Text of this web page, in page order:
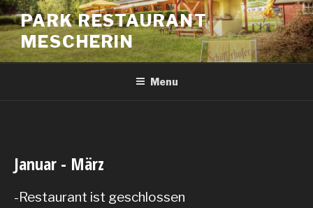
PARK RESTAURANT
MESCHERIN
Menu
Januar - März
-Restaurant ist geschlossen